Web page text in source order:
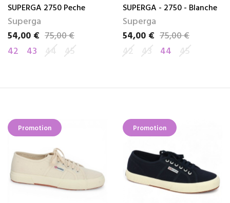
SUPERGA 2750 Peche
Superga
Prix
54,00 €
Prix de base75,00 €
42
43 44 45
SUPERGA - 2750 - Blanche
Superga
Prix
54,00 €
Prix de base75,00 €
42 43 44 45
Promotion Promotion